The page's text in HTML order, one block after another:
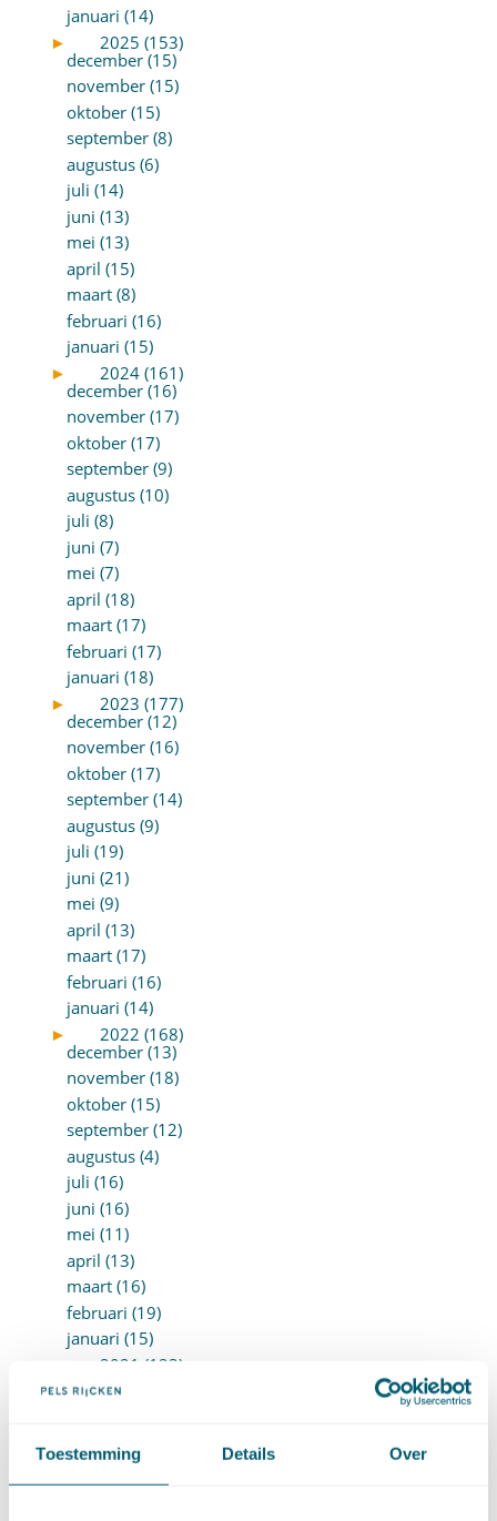
Toestemming Details Over
januari (14)
►
2025 (153)
december (15)
november (15)
oktober (15)
september (8)
augustus (6)
juli (14)
juni (13)
mei (13)
april (15)
maart (8)
februari (16)
januari (15)
►
2024 (161)
december (16)
november (17)
oktober (17)
september (9)
augustus (10)
juli (8)
juni (7)
mei (7)
april (18)
maart (17)
februari (17)
januari (18)
►
2023 (177)
december (12)
november (16)
oktober (17)
september (14)
augustus (9)
juli (19)
juni (21)
mei (9)
april (13)
maart (17)
februari (16)
januari (14)
►
2022 (168)
december (13)
november (18)
oktober (15)
september (12)
augustus (4)
juli (16)
juni (16)
mei (11)
april (13)
maart (16)
februari (19)
januari (15)
2021 (123)
december (15)
september (4)
augustus (7)